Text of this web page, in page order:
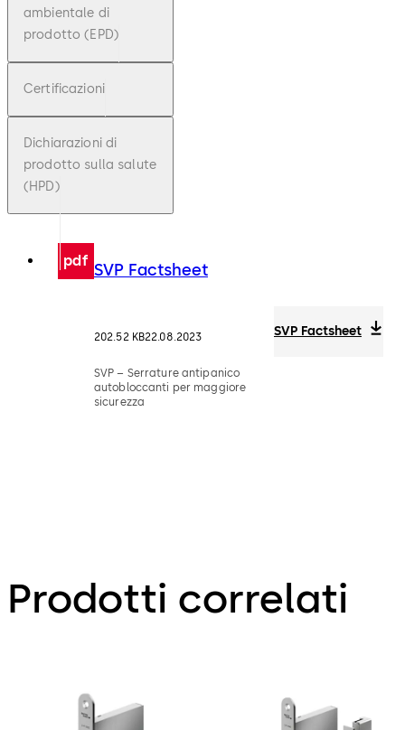
ambientale di
prodotto (EPD)
Certificazioni
Dichiarazioni di
prodotto sulla salute
(HPD)
pdf SVP Factsheet
202.52 KB22.08.2023
SVP – Serrature antipanico
autobloccanti per maggiore
sicurezza
SVP Factsheet
Prodotti correlati